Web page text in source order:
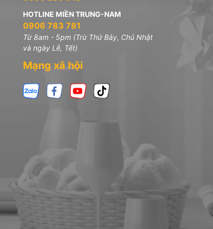
HOTLINE MIỀN TRUNG-NAM
0906 783 781
Từ 8am - 5pm (Trừ Thứ Bảy, Chủ Nhật
và ngày Lễ, Tết)
Mạng xã hội